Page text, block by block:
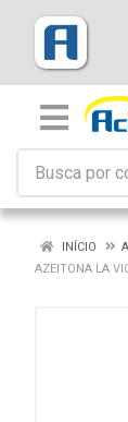
INÍCIO
AZEITONA LA